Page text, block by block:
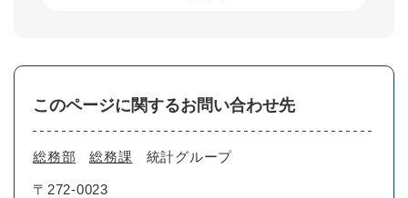
このページに関するお問い合わせ先
総務部 総務課 統計グループ
〒272-0023